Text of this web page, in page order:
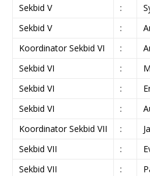
Sekbid V
:
Sekbid V
:
Koordinator Sekbid VI
:
Sekbid VI
:
Sekbid VI
:
Sekbid VI
:
Koordinator Sekbid VII
:
Sekbid VII
:
Sekbid VII
: